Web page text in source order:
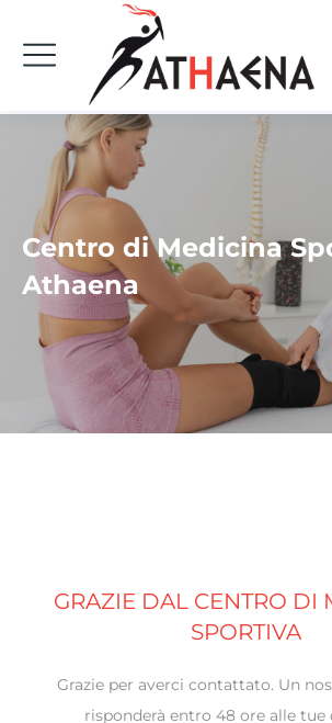
Centro di Medicina
Athaena
GRAZIE DAL CENTRO DI
SPORTIVA
Grazie per averci contattato. Un
risponderà entro 48 ore alle tue